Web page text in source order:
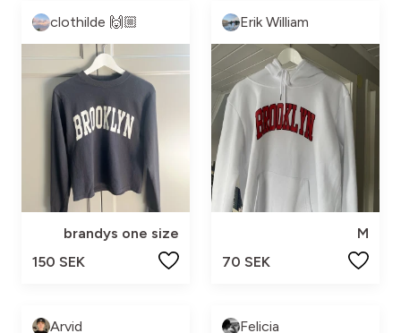
clothilde 🙌🏼
brandys one size
150 SEK
Erik William
M
70 SEK
Arvid Felicia